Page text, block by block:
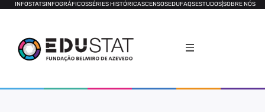
INFOSTATSINFOGRÁFICOSSÉRIES HISTÓRICASCENSOSEDUFAQSESTUDOSSOBRE NÓS